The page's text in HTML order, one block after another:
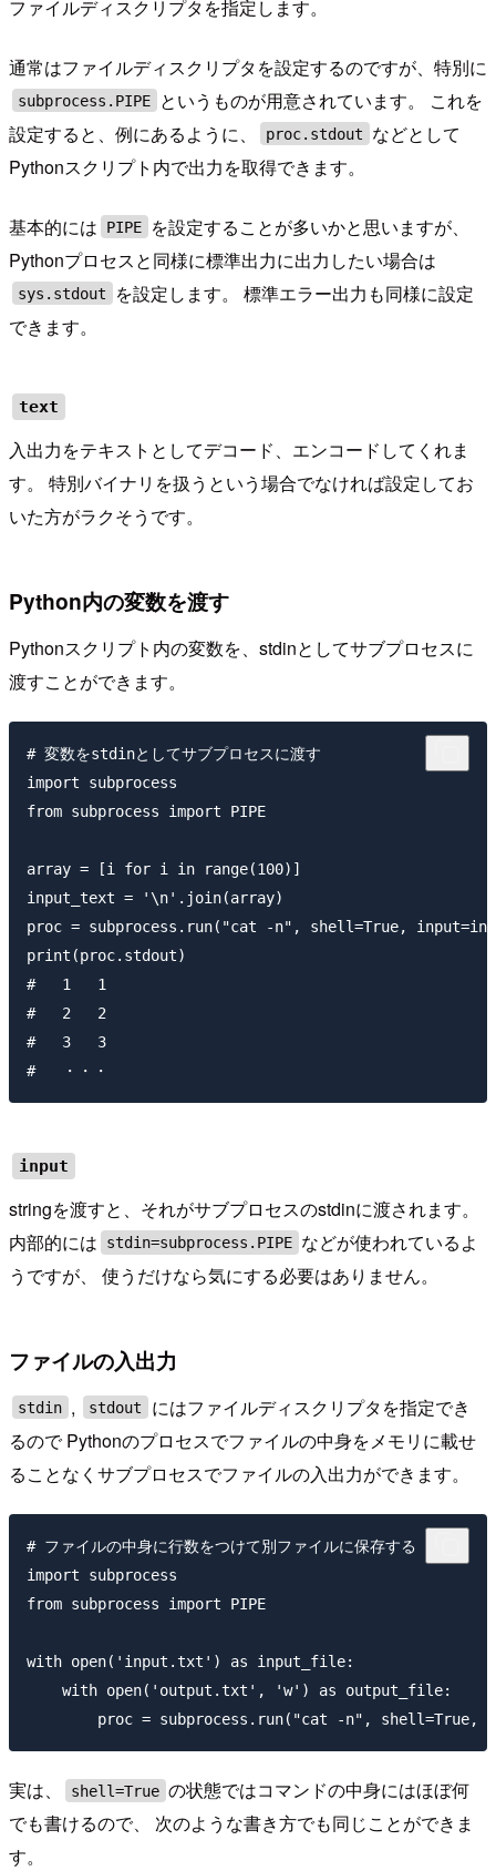
ファイルディスクリプタを指定します。
通常はファイルディスクリプタを設定するのですが、特別に
subprocess.PIPE
というものが用意されています。 これを
設定すると、例にあるように、
proc.stdout
などとして
Pythonスクリプト内で出力を取得できます。
基本的には PIPE
を設定することが多いかと思いますが、
Pythonプロセスと同様に標準出力に出力したい場合は
sys.stdout
を設定します。 標準エラー出力も同様に設定
できます。
text
入出力をテキストとしてデコード、エンコードしてくれま
す。 特別バイナリを扱うという場合でなければ設定してお
いた方がラクそうです。
Python内の変数を渡す
Pythonスクリプト内の変数を、stdinとしてサブプロセスに
渡すことができます。
# 変数をstdinとしてサブプロセスに渡す
import subprocess
from subprocess import PIPE
array = [i for i in range(100)]
input_text = '\n'.join(array)
proc = subprocess.run("cat -n", shell=True,
print(proc.stdout)
#   1   1
#   2   2
#   3   3
input
stringを渡すと、それがサブプロセスのstdinに渡されます。
内部的には
stdin=subprocess.PIPE などが使われているよ
うですが、 使うだけなら気にする必要はありません。
ファイルの入出力
stdin , stdout
にはファイルディスクリプタを指定でき
るので Pythonのプロセスでファイルの中身をメモリに載せ
ることなくサブプロセスでファイルの入出力ができます。
# ファイルの中身に行数をつけて別ファイルに保存する
import subprocess
from subprocess import PIPE
with open('input.txt') as input_file:
    with open('output.txt', 'w') as output_file:
実は、 shell=True の状態ではコマンドの中身にはほぼ何
でも書けるので、 次のような書き方でも同じことができま
す。